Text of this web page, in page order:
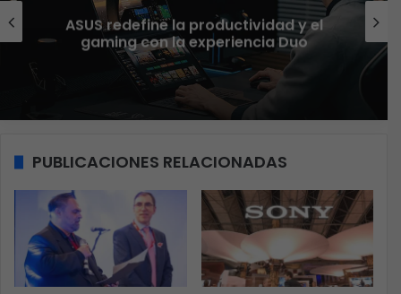
El 73% de las empresas en LATAM
aseguran que el phishing sigue
funcionando
PUBLICACIONES RELACIONADAS